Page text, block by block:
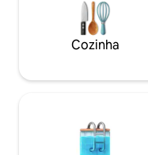
Cozinha